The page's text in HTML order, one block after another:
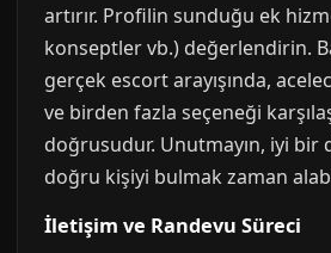
artırır. Profilin sunduğu ek
konseptler vb.) değerlendirin.
gerçek escort arayışında,
ve birden fazla seçeneği
doğrusudur. Unutmayın, iyi bir
doğru kişiyi bulmak zaman
İletişim ve Randevu Süreci